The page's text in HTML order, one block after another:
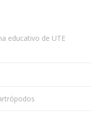
educativo de UTE